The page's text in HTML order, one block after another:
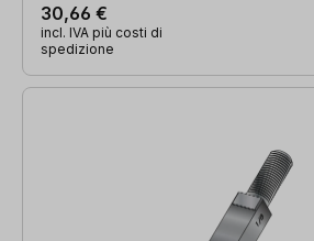
30,66 €
incl. IVA più costi di
spedizione